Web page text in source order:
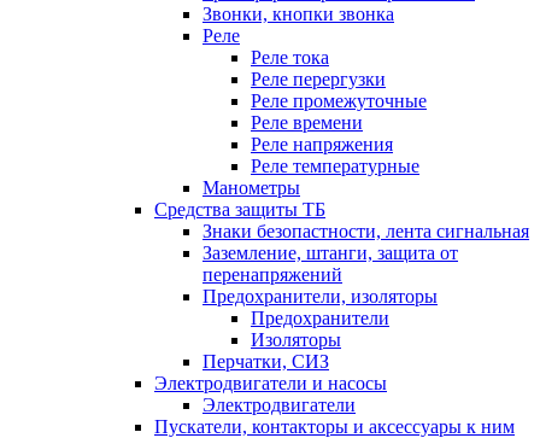
Звонки, кнопки звонка
Реле
Реле тока
Реле перергузки
Реле промежуточные
Реле времени
Реле напряжения
Реле температурные
Манометры
Средства защиты ТБ
Знаки безопастности, лента сигнальная
Заземление, штанги, защита от
перенапряжений
Предохранители, изоляторы
Предохранители
Изоляторы
Перчатки, СИЗ
Электродвигатели и насосы
Электродвигатели
Пускатели, контакторы и аксессуары к ним